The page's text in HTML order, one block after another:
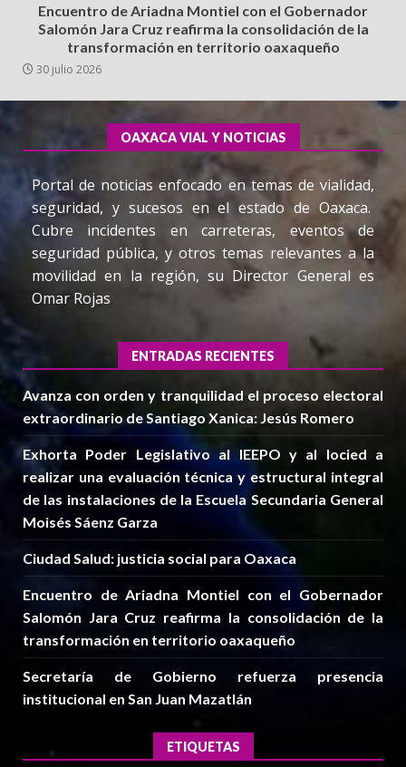
Encuentro de Ariadna Montiel con el Gobernador
Salomón Jara Cruz reafirma la consolidación de la
transformación en territorio oaxaqueño
30 julio 2026
OAXACA VIAL Y NOTICIAS
Portal de noticias enfocado en temas de vialidad,
seguridad, y sucesos en el estado de Oaxaca.
Cubre incidentes en carreteras, eventos de
seguridad pública, y otros temas relevantes a la
movilidad en la región, su Director General es
Omar Rojas
ENTRADAS RECIENTES
Avanza con orden y tranquilidad el proceso electoral
extraordinario de Santiago Xanica: Jesús Romero
Exhorta Poder Legislativo al IEEPO y al Iocied a
realizar una evaluación técnica y estructural integral
de las instalaciones de la Escuela Secundaria General
Moisés Sáenz Garza
Ciudad Salud: justicia social para Oaxaca
Encuentro de Ariadna Montiel con el Gobernador
Salomón Jara Cruz reafirma la consolidación de la
transformación en territorio oaxaqueño
Secretaría de Gobierno refuerza presencia
institucional en San Juan Mazatlán
ETIQUETAS